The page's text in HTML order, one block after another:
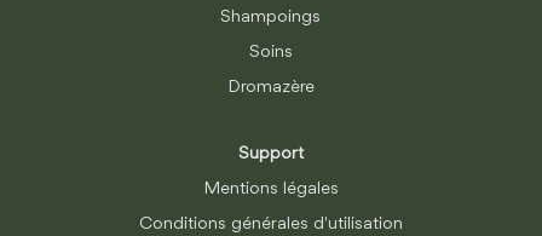
Shampoings
Soins
Dromazère
Support
Mentions légales
Conditions générales d'utilisation